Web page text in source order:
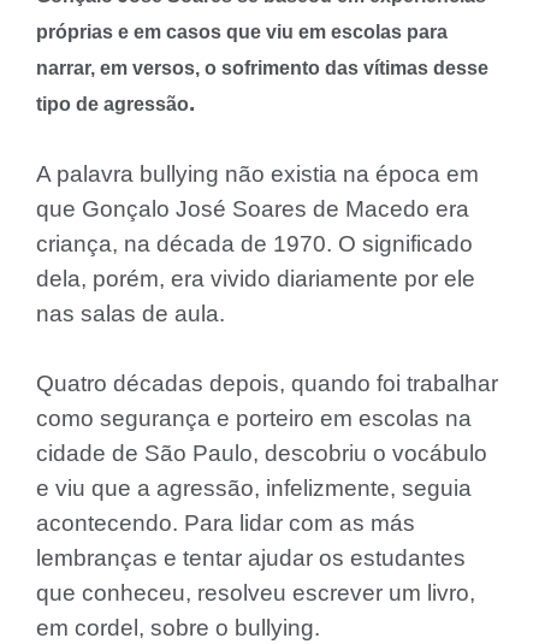
próprias e em casos que viu em escolas para
narrar, em versos, o sofrimento das vítimas desse
tipo de agressão.
A palavra bullying não existia na época em
que Gonçalo José Soares de Macedo era
criança, na década de 1970. O significado
dela, porém, era vivido diariamente por ele
nas salas de aula.
Quatro décadas depois, quando foi trabalhar
como segurança e porteiro em escolas na
cidade de São Paulo, descobriu o vocábulo
e viu que a agressão, infelizmente, seguia
acontecendo. Para lidar com as más
lembranças e tentar ajudar os estudantes
que conheceu, resolveu escrever um livro,
em cordel, sobre o bullying.